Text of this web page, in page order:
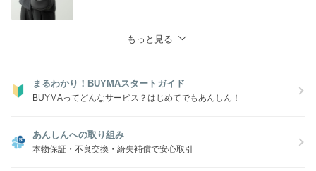
もっと見る
まるわかり！BUYMAスタートガイド
BUYMAってどんなサービス？はじめてでもあんしん！
あんしんへの取り組み
本物保証・不良交換・紛失補償で安心取引